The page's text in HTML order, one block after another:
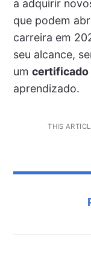
a adquirir
que podem
carreira em
seu alcance,
um certificado
aprendizado.
THIS